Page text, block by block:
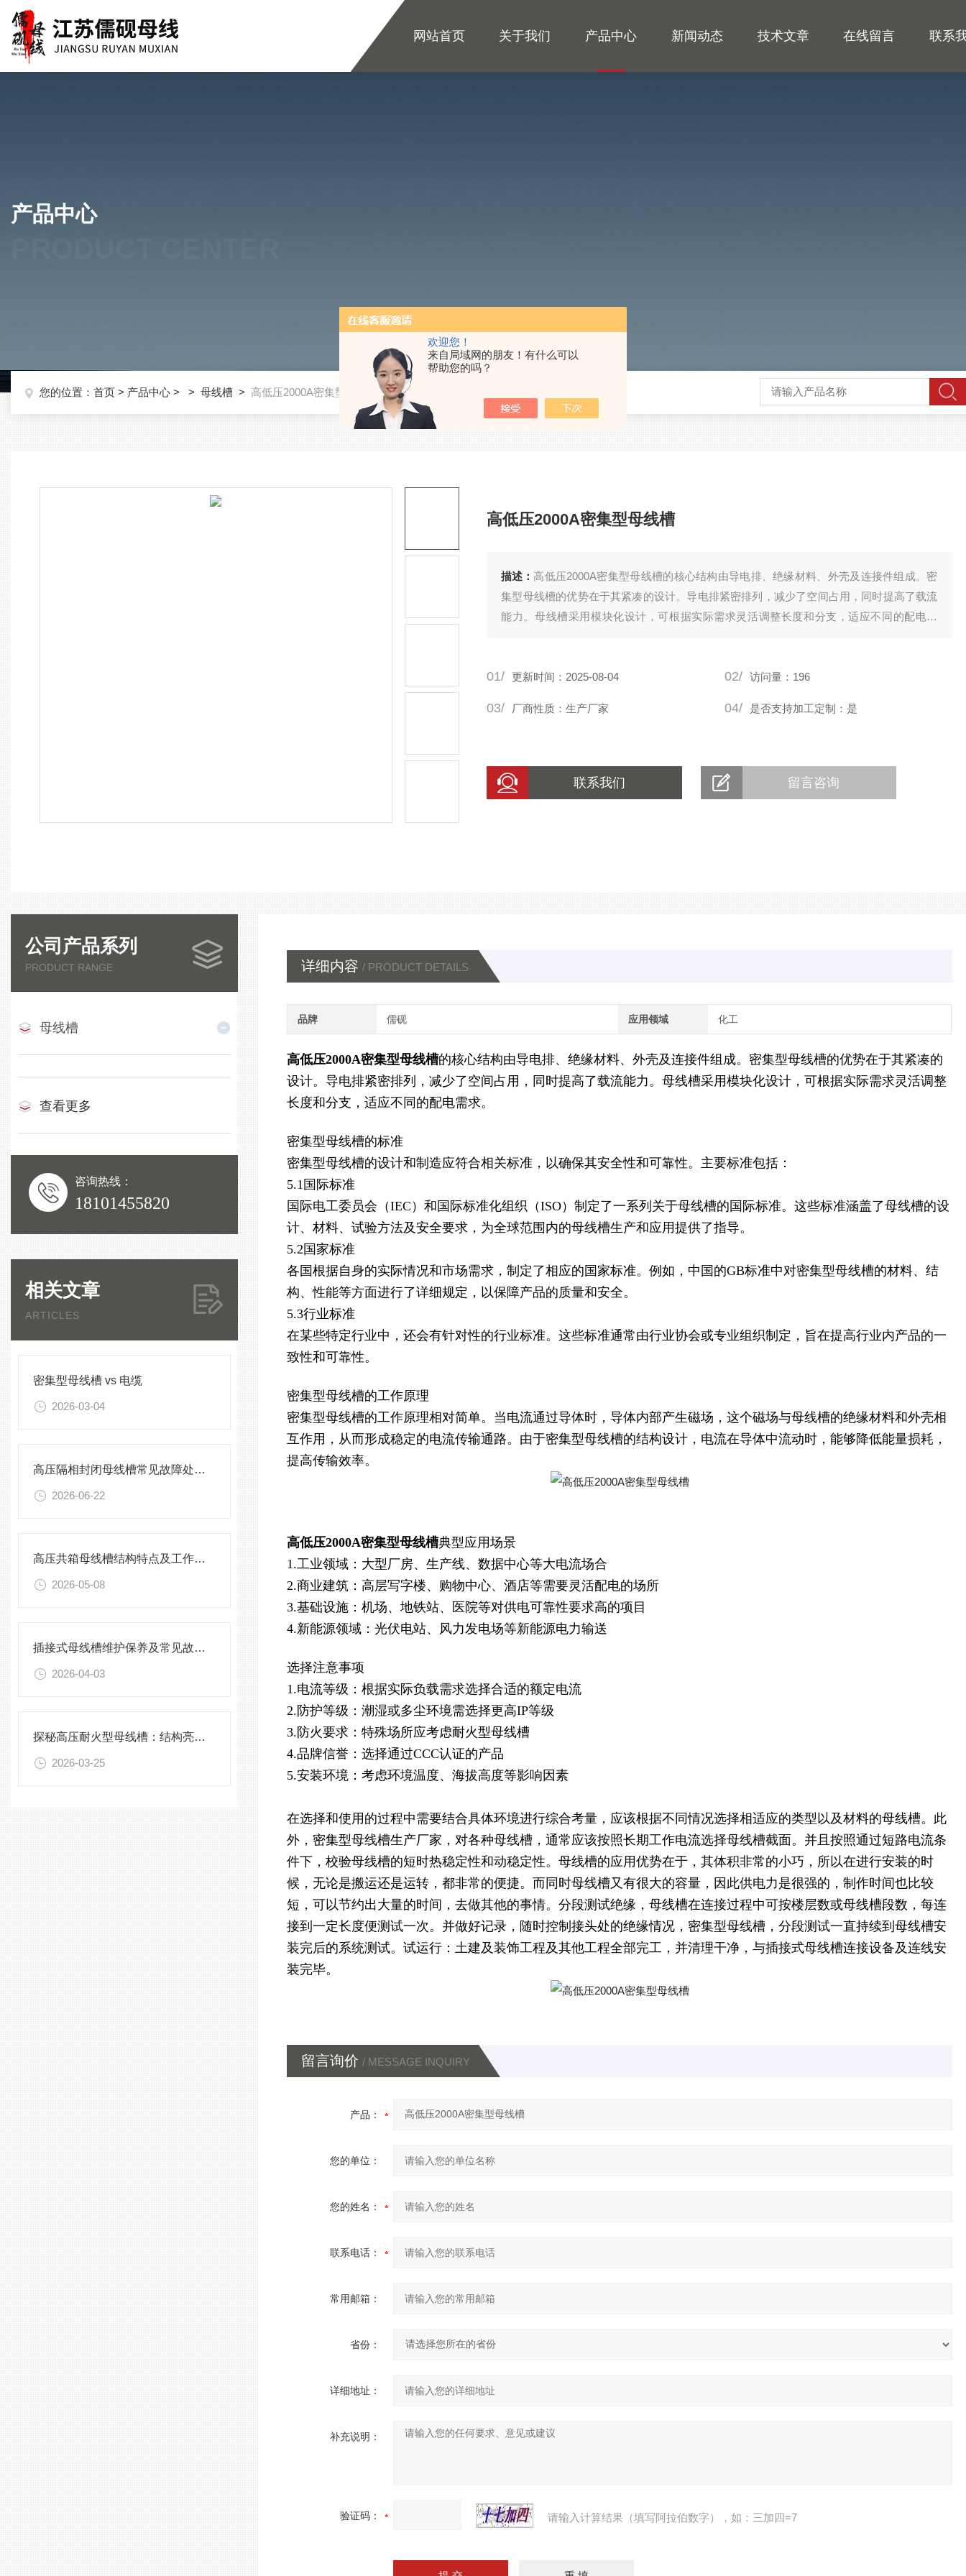
欢迎您！
来自局域网的朋友！有什么可以
帮助您的吗？
网站首页 关于我们 产品中心 新闻动态 技术文章 在线留言 联系
产品中心
您的位置： 首页 > 产品中心 > > 母线槽 > 高低压2000A密集型母线槽
高低压2000A密集型母线槽
描述： 高低压2000A密集型母线槽的核心结构由导电排、绝缘材料、外壳及连接件组成。密
集型母线槽的优势在于其紧凑的设计。导电排紧密排列，减少了空间占用，同时提高了载流
能力。母线槽采用模块化设计，可根据实际需求灵活调整长度和分支，适应不同的配电需
01/ 更新时间：2025-08-04 02/ 访问量：196
03/ 厂商性质：生产厂家 04/ 是否支持加工定制：是
联系我们 留言咨询
公司产品系列
PRODUCT RANGE
母线槽
查看更多
咨询热线：
18101455820
相关文章
ARTICLES
密集型母线槽 vs 电缆
2026-03-04
高压隔相封闭母线槽常见故障处理方案
2026-06-22
高压共箱母线槽结构特点及工作原理
2026-05-08
插接式母线槽维护保养及常见故障处理指南
2026-04-03
探秘高压耐火型母线槽：结构亮点与实用效能
2026-03-25
详细内容 / PRODUCT DETAILS
品牌 儒砚 应用领域 化工
高低压2000A密集型母线槽的核心结构由导电排、绝缘材料、外壳及连接件组成。密集型母线槽的优势在于其紧凑的
设计。导电排紧密排列，减少了空间占用，同时提高了载流能力。母线槽采用模块化设计，可根据实际需求灵活调整
长度和分支，适应不同的配电需求。
密集型母线槽的标准
密集型母线槽的设计和制造应符合相关标准，以确保其安全性和可靠性。主要标准包括：
5.1国际标准
国际电工委员会（IEC）和国际标准化组织（ISO）制定了一系列关于母线槽的国际标准。这些标准涵盖了母线槽的设
计、材料、试验方法及安全要求，为全球范围内的母线槽生产和应用提供了指导。
5.2国家标准
各国根据自身的实际情况和市场需求，制定了相应的国家标准。例如，中国的GB标准中对密集型母线槽的材料、结
构、性能等方面进行了详细规定，以保障产品的质量和安全。
5.3行业标准
在某些特定行业中，还会有针对性的行业标准。这些标准通常由行业协会或专业组织制定，旨在提高行业内产品的一
致性和可靠性。
密集型母线槽的工作原理
密集型母线槽的工作原理相对简单。当电流通过导体时，导体内部产生磁场，这个磁场与母线槽的绝缘材料和外壳相
互作用，从而形成稳定的电流传输通路。由于密集型母线槽的结构设计，电流在导体中流动时，能够降低能量损耗，
提高传输效率。
高低压2000A密集型母线槽典型应用场景
1.工业领域：大型厂房、生产线、数据中心等大电流场合
2.商业建筑：高层写字楼、购物中心、酒店等需要灵活配电的场所
3.基础设施：机场、地铁站、医院等对供电可靠性要求高的项目
4.新能源领域：光伏电站、风力发电场等新能源电力输送
选择注意事项
1.电流等级：根据实际负载需求选择合适的额定电流
2.防护等级：潮湿或多尘环境需选择更高IP等级
3.防火要求：特殊场所应考虑耐火型母线槽
4.品牌信誉：选择通过CCC认证的产品
5.安装环境：考虑环境温度、海拔高度等影响因素
在选择和使用的过程中需要结合具体环境进行综合考量，应该根据不同情况选择相适应的类型以及材料的母线槽。此
外，密集型母线槽生产厂家，对各种母线槽，通常应该按照长期工作电流选择母线槽截面。并且按照通过短路电流条
件下，校验母线槽的短时热稳定性和动稳定性。母线槽的应用优势在于，其体积非常的小巧，所以在进行安装的时
候，无论是搬运还是运转，都非常的便捷。而同时母线槽又有很大的容量，因此供电力是很强的，制作时间也比较
短，可以节约出大量的时间，去做其他的事情。分段测试绝缘，母线槽在连接过程中可按楼层数或母线槽段数，每连
接到一定长度便测试一次。并做好记录，随时控制接头处的绝缘情况，密集型母线槽，分段测试一直持续到母线槽安
装完后的系统测试。试运行：土建及装饰工程及其他工程全部完工，并清理干净，与插接式母线槽连接设备及连线安
装完毕。
留言询价 / MESSAGE INQUIRY
产品：
您的单位：
您的姓名：
联系电话：
常用邮箱：
省份：
详细地址：
补充说明：
验证码： 请输入计算结果（填写阿拉伯数字），如：三加四=7